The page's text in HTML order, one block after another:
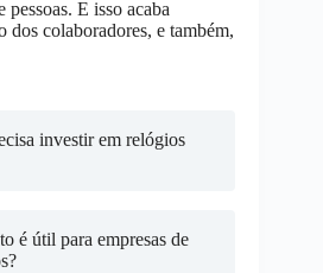
pessoas. E isso acaba
dos colaboradores, e também,
investir em relógios
é útil para empresas de